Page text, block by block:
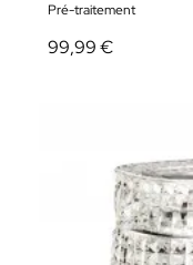
Pré-traitement
99,99 €